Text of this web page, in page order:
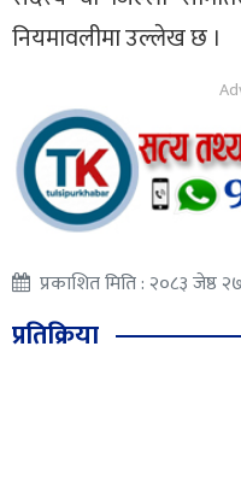
नियमावलीमा उल्लेख छ ।
प्रकाशित मिति : २०८३ जेष्ठ
प्रतिक्रिया